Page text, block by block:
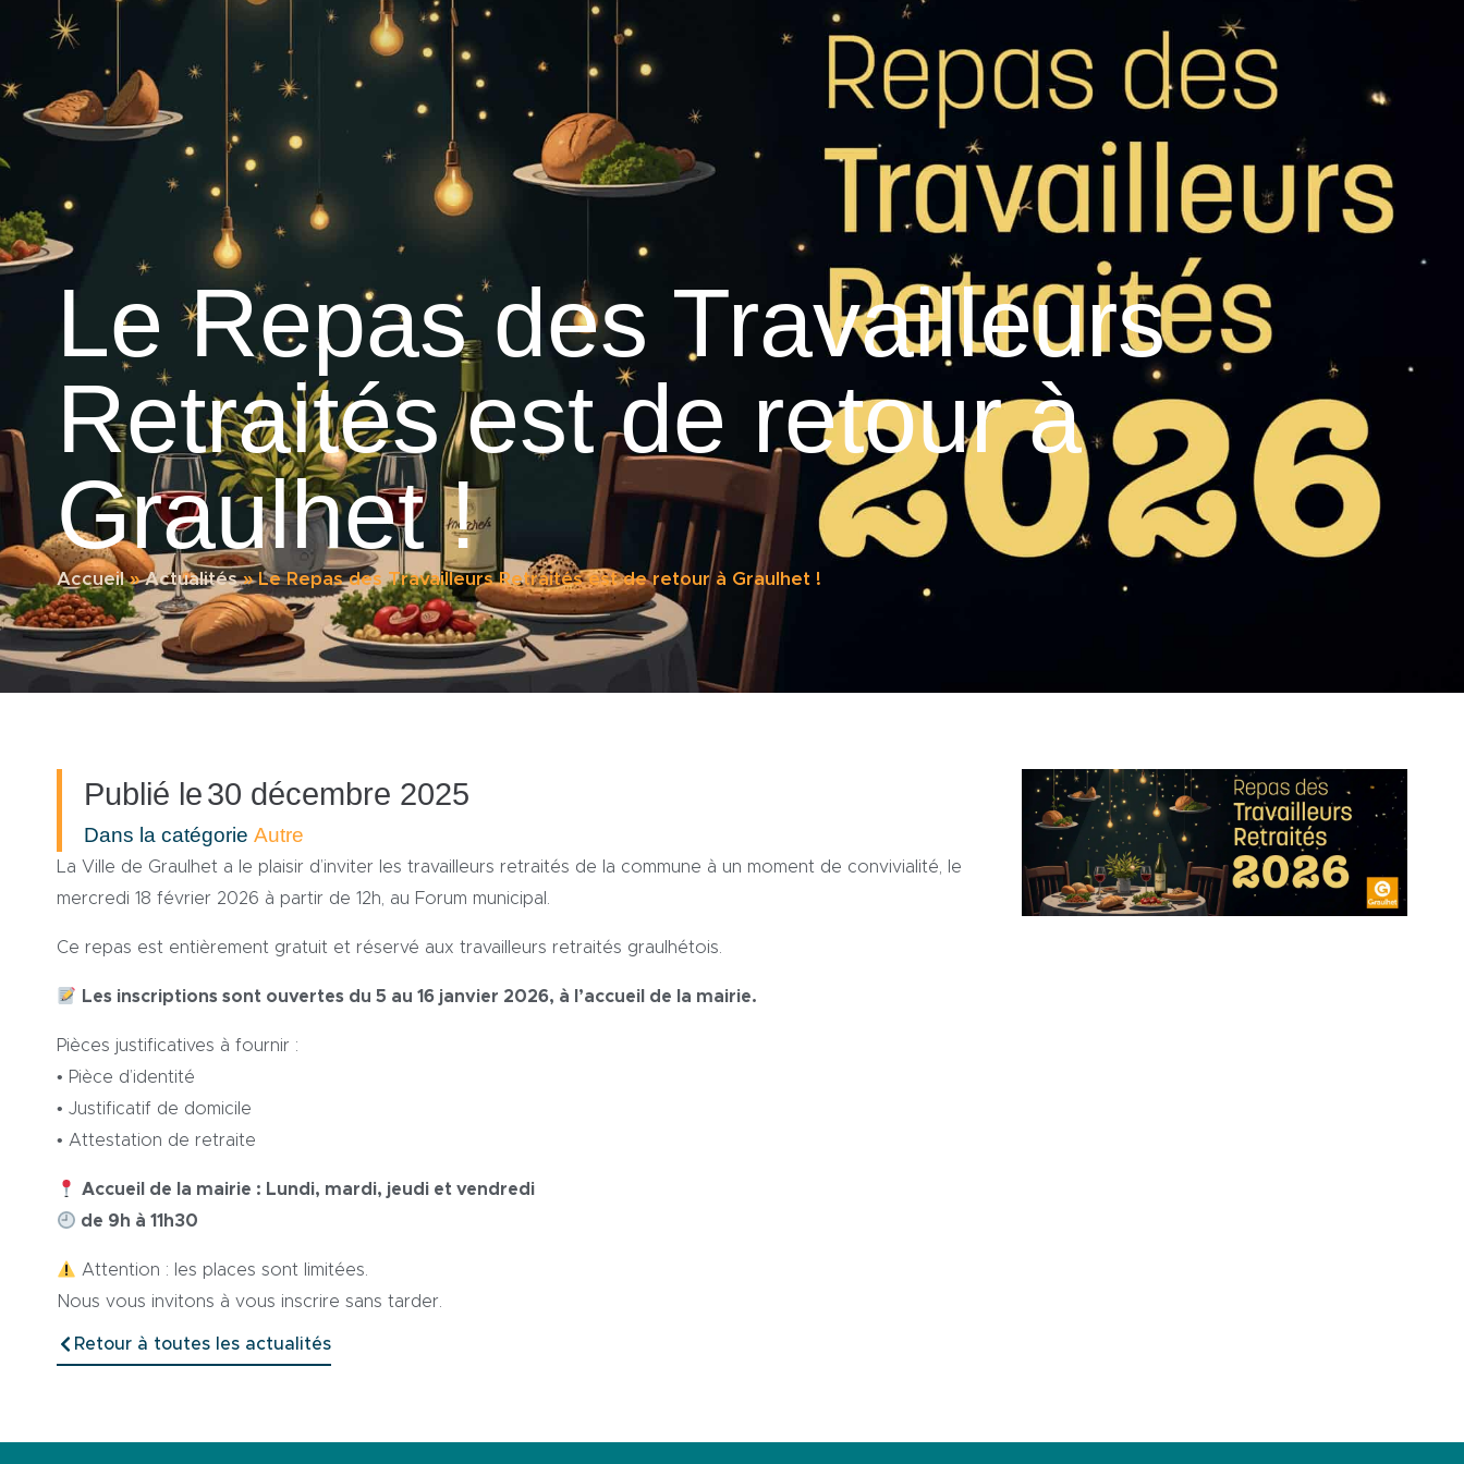
principal
Graulhet et le cuir Accueil Découvrir Graulhet Vie municipale Graulhet au quotidien Services pratiques
Le Repas des Travailleurs
Retraités est de retour à
Graulhet !
Accueil»Actualités»Le Repas des Travailleurs Retraités est de retour à Graulhet !
Publié le30 décembre 2025
Dans la catégorie Autre
La Ville de Graulhet a le plaisir d’inviter les travailleurs retraités de la commune à un moment de convivialité, le
mercredi 18 février 2026 à partir de 12h, au Forum municipal.
Ce repas est entièrement gratuit et réservé aux travailleurs retraités graulhétois.
Les inscriptions sont ouvertes du 5 au 16 janvier 2026, à l’accueil de la mairie.
Pièces justificatives à fournir :
• Pièce d’identité
• Justificatif de domicile
• Attestation de retraite
Accueil de la mairie : Lundi, mardi, jeudi et vendredi
de 9h à 11h30
Attention : les places sont limitées.
Nous vous invitons à vous inscrire sans tarder.
Retour à toutes les actualités